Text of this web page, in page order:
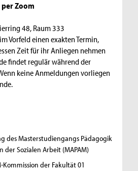
Zoom
48, Raum 333
Vorfeld einen exakten Termin,
Zeit für ihr Anliegen nehmen
findet regulär während der
keine Anmeldungen vorliegen
des Masterstudiengangs Pädagogik
Sozialen Arbeit (MAPAM)
der Fakultät 01